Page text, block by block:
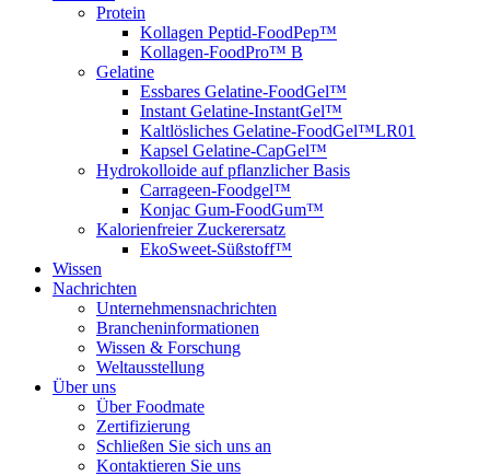
Protein
Kollagen Peptid-FoodPep™
Kollagen-FoodPro™ B
Gelatine
Essbares Gelatine-FoodGel™
Instant Gelatine-InstantGel™
Kaltlösliches Gelatine-FoodGel™LR01
Kapsel Gelatine-CapGel™
Hydrokolloide auf pflanzlicher Basis
Carrageen-Foodgel™
Konjac Gum-FoodGum™
Kalorienfreier Zuckerersatz
EkoSweet-Süßstoff™
Wissen
Nachrichten
Unternehmensnachrichten
Brancheninformationen
Wissen & Forschung
Weltausstellung
Über uns
Über Foodmate
Zertifizierung
Schließen Sie sich uns an
Kontaktieren Sie uns